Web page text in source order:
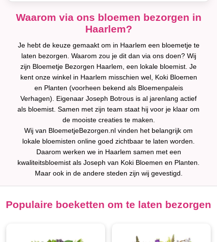
Waarom via ons bloemen bezorgen in
Haarlem?
Je hebt de keuze gemaakt om in Haarlem een bloemetje te
laten bezorgen. Waarom zou je dit dan via ons doen? Wij
zijn Bloemetje Bezorgen Haarlem, een lokale bloemist. Je
kent onze winkel in Haarlem misschien wel, Koki Bloemen
en Planten (voorheen bekend als Bloemenpaleis
Verhagen). Eigenaar Joseph Botrous is al jarenlang actief
als bloemist. Samen met zijn team staat hij voor je klaar om
de mooiste creaties te maken.
Wij van BloemetjeBezorgen.nl vinden het belangrijk om
lokale bloemisten online goed zichtbaar te laten worden.
Daarom werken we in Haarlem samen met een
kwaliteitsbloemist als Joseph van Koki Bloemen en Planten.
Maar ook in de andere steden zijn wij gevestigd.
Populaire boeketten om te laten bezorgen